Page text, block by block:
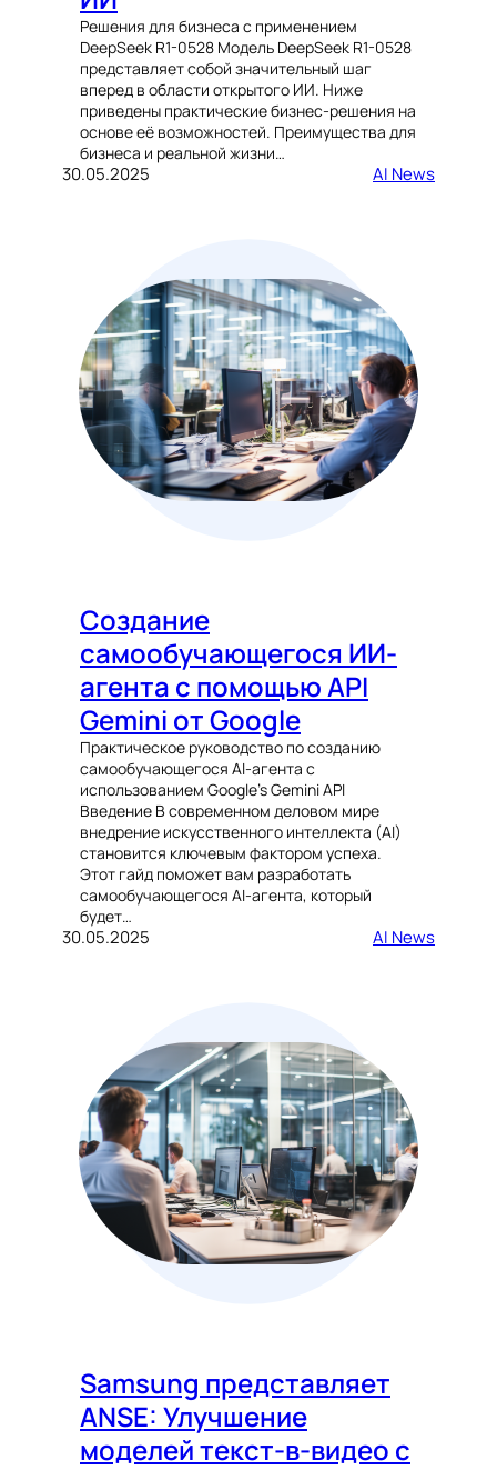
Решения для бизнеса с применением
DeepSeek R1-0528 Модель DeepSeek R1-0528
представляет собой значительный шаг
вперед в области открытого ИИ. Ниже
приведены практические бизнес-решения на
основе её возможностей. Преимущества для
бизнеса и реальной жизни…
30.05.2025 AI News
Создание
самообучающегося ИИ-
агента с помощью API
Gemini от Google
Практическое руководство по созданию
самообучающегося AI-агента с
использованием Google’s Gemini API
Введение В современном деловом мире
внедрение искусственного интеллекта (AI)
становится ключевым фактором успеха.
Этот гайд поможет вам разработать
самообучающегося AI-агента, который
будет…
30.05.2025 AI News
Samsung представляет
ANSE: Улучшение
моделей текст-в-видео с